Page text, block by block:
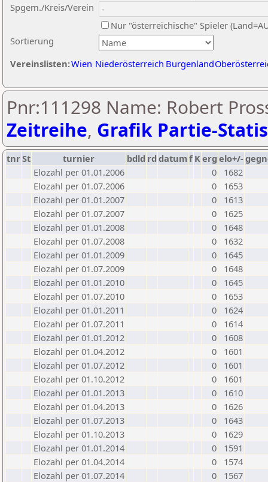
Sortierung
Spgem./Kreis/Verein
Nur "österreichische" Spieler
Vereinslisten:Wien Niederösterreich Burgenland
Pnr:111298 Name: Robert
Zeitreihe, Grafik Partie-
tnrSt turnier bdld rd datumf Kerg elo+/-
Elozahl per 01.01.2006
0
1682
Elozahl per 01.07.2006
0
1653
Elozahl per 01.01.2007
0
1613
Elozahl per 01.07.2007
0
1625
Elozahl per 01.01.2008
0
1648
Elozahl per 01.07.2008
0
1632
Elozahl per 01.01.2009
0
1645
Elozahl per 01.07.2009
0
1648
Elozahl per 01.01.2010
0
1645
Elozahl per 01.07.2010
0
1653
Elozahl per 01.01.2011
0
1624
Elozahl per 01.07.2011
0
1614
Elozahl per 01.01.2012
0
1608
Elozahl per 01.04.2012
0
1601
Elozahl per 01.07.2012
0
1601
Elozahl per 01.10.2012
0
1601
Elozahl per 01.01.2013
0
1610
Elozahl per 01.04.2013
0
1626
Elozahl per 01.07.2013
0
1643
Elozahl per 01.10.2013
0
1629
Elozahl per 01.01.2014
0
1591
Elozahl per 01.04.2014
0
1574
Elozahl per 01.07.2014
0
1567